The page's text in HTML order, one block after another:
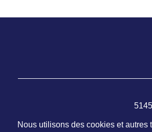
Nous utilisons des cookies et
J3Y